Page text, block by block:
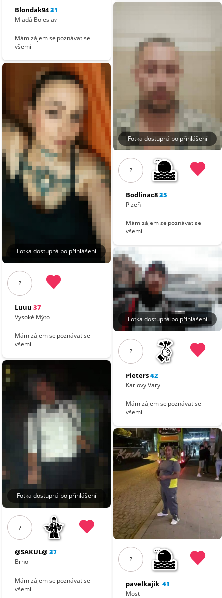
Blondak9431
Mladá Boleslav
Mám zájem se poznávat se
všemi
Fotka dostupná po přihlášení
?
Luuu 37
Vysoké Mýto
Mám zájem se poznávat se
všemi
Fotka dostupná po přihlášení
?
@SAKUL@ 37
Brno
Mám zájem se poznávat se
všemi
Fotka dostupná po přihlášení
?
Bodlinac835
Plzeň
Mám zájem se poznávat se
všemi
Fotka dostupná po přihlášení
?
Pieters42
Karlovy Vary
Mám zájem se poznávat se
všemi
?
pavelkajik 41
Most